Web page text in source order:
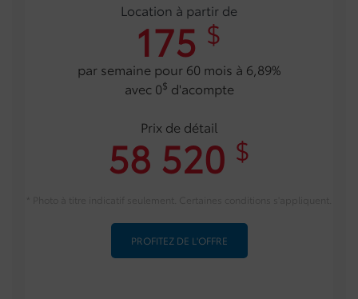
Location à partir de
175 $
par semaine pour 60 mois à 6,89%
avec 0$ d'acompte
Prix de détail
58 520 $
PROFITEZ DE L'OFFRE